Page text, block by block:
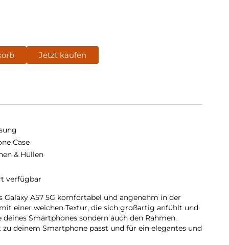
Jetzt kaufen
Case
& Hüllen
verfügbar
Galaxy A57 5G komfortabel und angenehm in der
einer weichen Textur, die sich großartig anfühlt und
Smartphones sondern auch den Rahmen.
zu deinem Smartphone passt und für ein elegantes und